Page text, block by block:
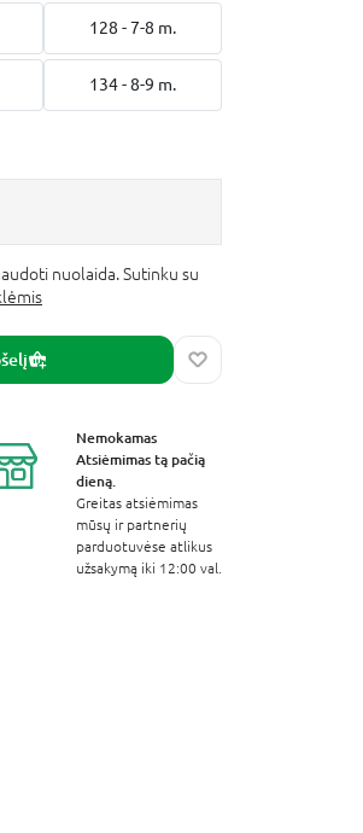
128 - 7-8 m.
134 - 8-9 m.
nuolaida. Sutinku su
Nemokamas
Atsiėmimastą pačią
dieną.
Greitas atsiėmimas
mūsų ir partnerių
parduotuvėse atlikus
užsakymą iki 12:00 val.